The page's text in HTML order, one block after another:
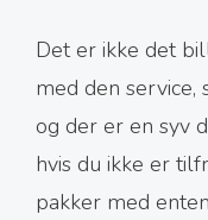
Det er ikke det
med den
og der er en syv
hvis du ikke er
pakker med